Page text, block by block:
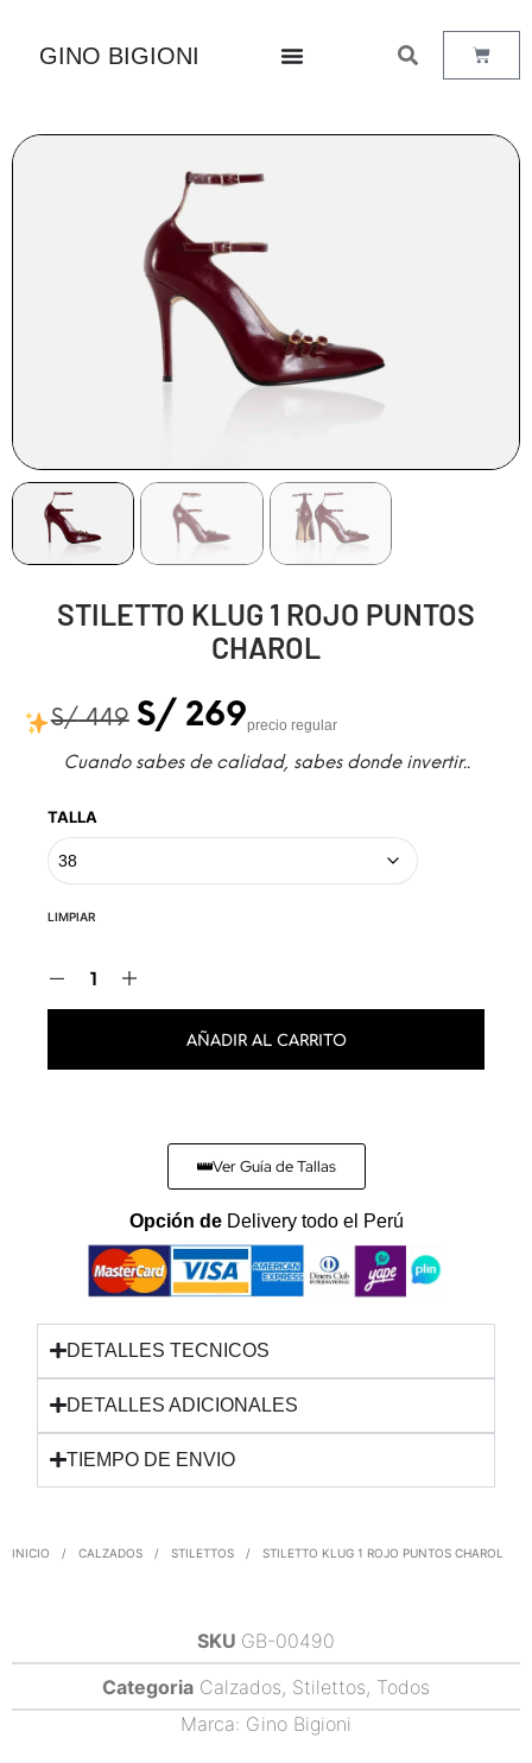
GINO BIGIONI
STILETTO KLUG 1 ROJO PUNTOS
CHAROL
S/449 S/ 269precio regular
Cuando sabes de calidad, sabes donde invertir..
TALLA
LIMPIAR
AÑADIR AL CARRITO
Ver Guía de Tallas
Opción de Delivery todo el Perú
DETALLES TECNICOS
DETALLES ADICIONALES
TIEMPO DE ENVIO
INICIO / CALZADOS / STILETTOS / STILETTO KLUG 1 ROJO PUNTOS CHAROL
SKU GB-00490
Categoria Calzados, Stilettos, Todos
Marca: Gino Bigioni